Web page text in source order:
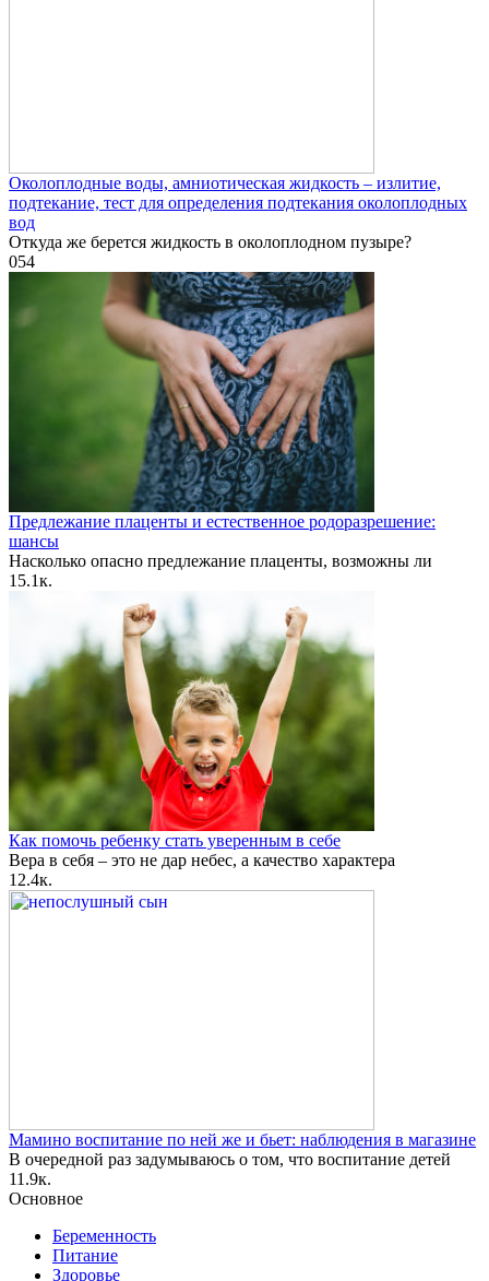
Околоплодные воды, амниотическая жидкость – излитие,
подтекание, тест для определения подтекания околоплодных
вод
Откуда же берется жидкость в околоплодном пузыре?
054
Предлежание плаценты и естественное родоразрешение:
шансы
Насколько опасно предлежание плаценты, возможны ли
1 5.1к.
Как помочь ребенку стать уверенным в себе
Вера в себя – это не дар небес, а качество характера
1 2.4к.
Мамино воспитание по ней же и бьет: наблюдения в магазине
В очередной раз задумываюсь о том, что воспитание детей
11.9к.
Основное
Беременность
Питание
Здоровье